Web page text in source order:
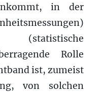
in der
(statistische
Rolle
ist, zumeist
von solchen